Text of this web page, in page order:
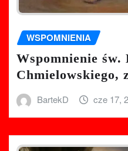
WSPOMNIENIA
Wspomnienie
Chmielowskiego,
BartekD cze 17,